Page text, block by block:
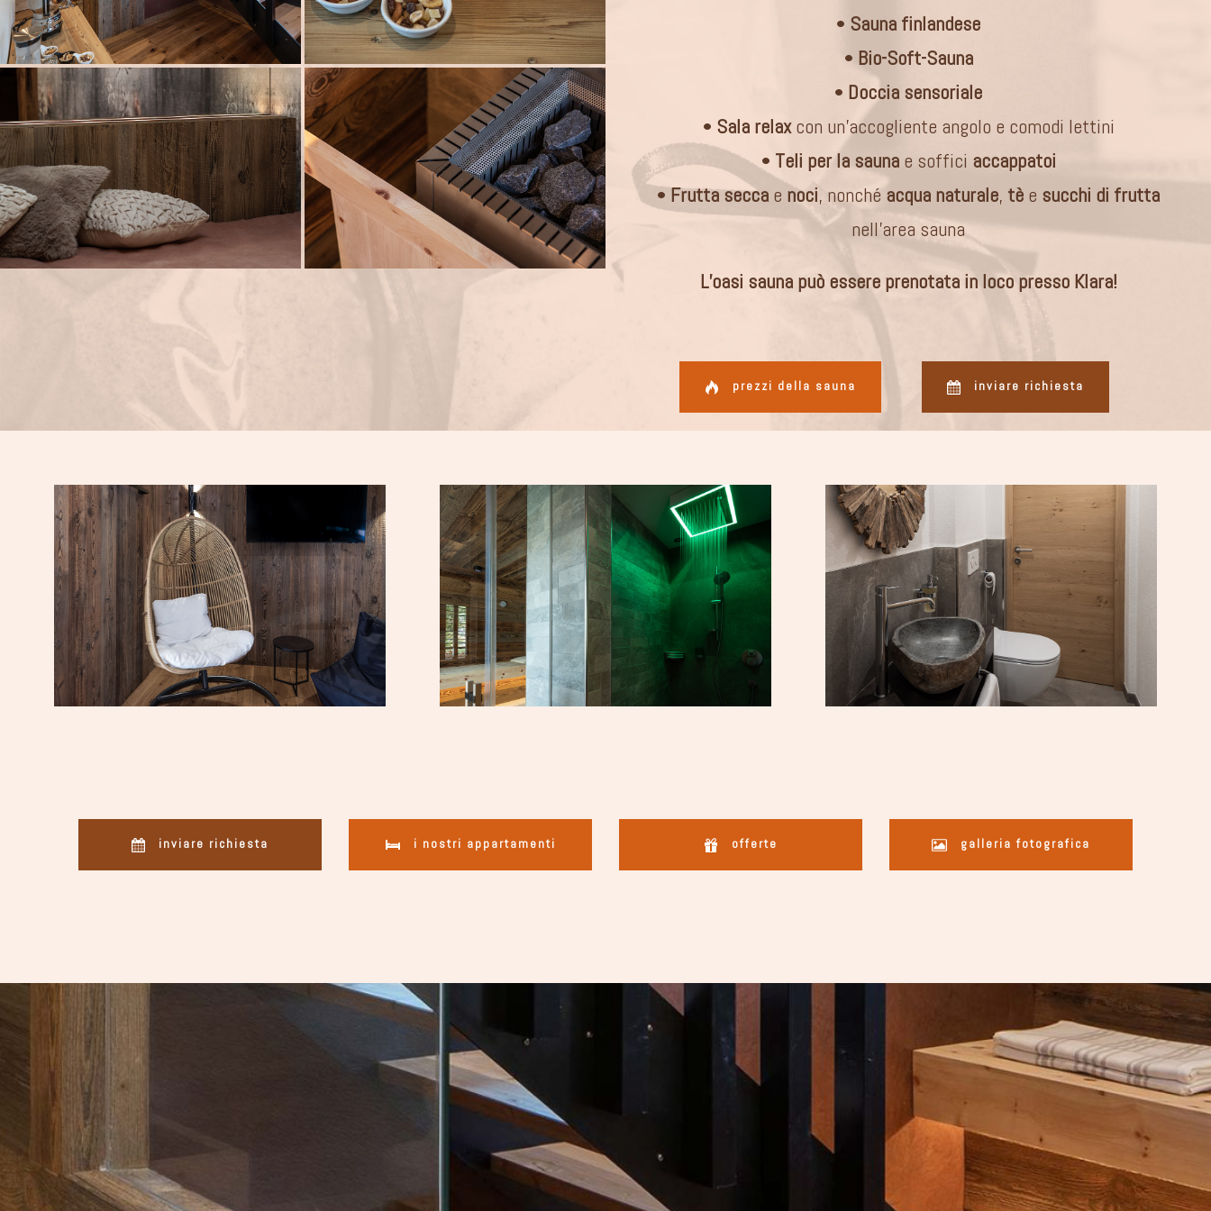
• Sauna finlandese
• Bio-Soft-Sauna
• Doccia sensoriale
• Sala relaxcon un’accogliente angolo e comodi lettini
• Teli per la saunae soffici accappatoi
•Frutta secca e noci, nonché acqua naturale, tè e succhi di frutta
nell’area sauna
L’oasi sauna può essere prenotata in loco pressoKlara!
prezzi della sauna inviare richiesta
inviare richiesta i nostri appartamenti offerte galleria fotografica